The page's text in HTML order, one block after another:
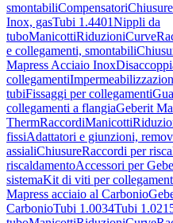
smontabiliCompensatoriChiusure
Inox, gasTubi 1.4401Nippli da
tuboManicottiRiduzioniCurve
e collegamenti, smontabili
Mapress Acciaio Inox
collegamenti
tubiFissaggi per collegamenti
collegamenti a flangiaGeberit
ThermRaccordiManicotti
fissiAdattatori e giunzioni,
assialiChiusureRaccordi per
riscaldamentoAccessori per
sistemaKit di viti per
Mapress acciaio al Carbonio
CarbonioTubi 1.0034Tubi